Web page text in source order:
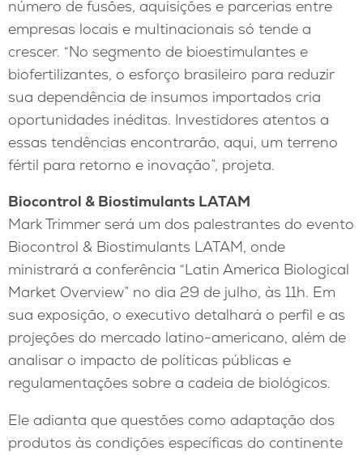
número de fusões, aquisições e parcerias entre
empresas locais e multinacionais só tende a
crescer. “No segmento de bioestimulantes e
biofertilizantes, o esforço brasileiro para reduzir
sua dependência de insumos importados cria
oportunidades inéditas. Investidores atentos a
essas tendências encontrarão, aqui, um terreno
fértil para retorno e inovação”, projeta.
Biocontrol & Biostimulants LATAM
Mark Trimmer será um dos palestrantes do evento
Biocontrol & Biostimulants LATAM, onde
ministrará a conferência “Latin America Biological
Market Overview” no dia 29 de julho, às 11h. Em
sua exposição, o executivo detalhará o perfil e as
projeções do mercado latino-americano, além de
analisar o impacto de políticas públicas e
regulamentações sobre a cadeia de biológicos.
Ele adianta que questões como adaptação dos
produtos às condições específicas do continente